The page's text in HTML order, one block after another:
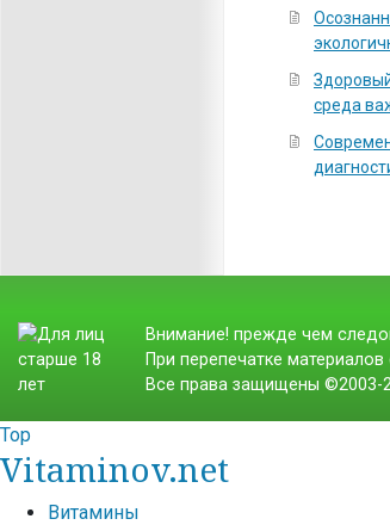
среда
Внимание! прежде чем
При перепечатке
Все права защищены ©2003-
Top
Vitaminov.net
Витамины